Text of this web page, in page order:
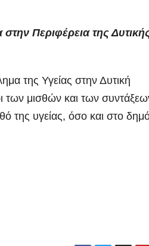
στην Περιφέρεια της
της Υγείας στην Δυτική
των μισθών και των
της υγείας, όσο και στο